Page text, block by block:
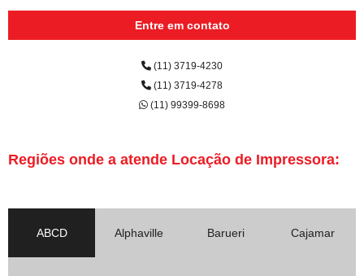
Entre em contato
(11) 3719-4230
(11) 3719-4278
(11) 99399-8698
Regiões onde a atende Locação de Impressora:
ABCD Alphaville Barueri Cajamar